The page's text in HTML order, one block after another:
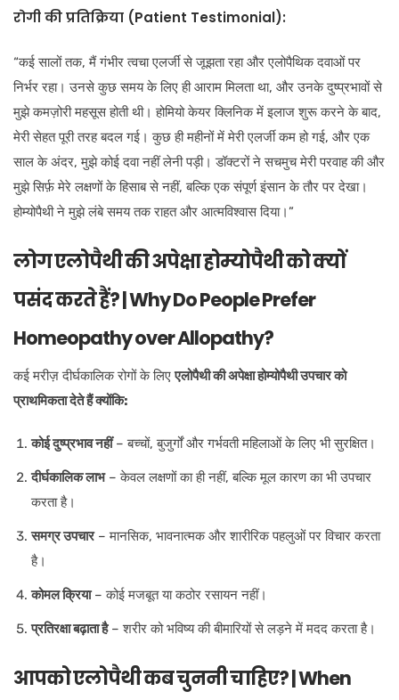
रोगी की प्रतिक्रिया (Patient Testimonial):
“कई सालों तक, मैं गंभीर त्वचा एलर्जी से जूझता रहा और एलोपैथिक दवाओं पर
निर्भर रहा। उनसे कुछ समय के लिए ही आराम मिलता था, और उनके दुष्प्रभावों से
मुझे कमज़ोरी महसूस होती थी। होमियो केयर क्लिनिक में इलाज शुरू करने के बाद,
मेरी सेहत पूरी तरह बदल गई। कुछ ही महीनों में मेरी एलर्जी कम हो गई, और एक
साल के अंदर, मुझे कोई दवा नहीं लेनी पड़ी। डॉक्टरों ने सचमुच मेरी परवाह की और
मुझे सिर्फ़ मेरे लक्षणों के हिसाब से नहीं, बल्कि एक संपूर्ण इंसान के तौर पर देखा।
होम्योपैथी ने मुझे लंबे समय तक राहत और आत्मविश्वास दिया।”
लोग एलोपैथी की अपेक्षा होम्योपैथी को क्यों
पसंद करते हैं? | Why Do People Prefer
Homeopathy over Allopathy?
कई मरीज़ दीर्घकालिक रोगों के लिएएलोपैथी की अपेक्षा होम्योपैथी उपचार को
प्राथमिकता देते हैं क्योंकि:
कोई दुष्प्रभाव नहीं– बच्चों, बुजुर्गों और गर्भवती महिलाओं के लिए भी सुरक्षित।
दीर्घकालिक लाभ– केवल लक्षणों का ही नहीं, बल्कि मूल कारण का भी उपचार
करता है।
समग्र उपचार– मानसिक, भावनात्मक और शारीरिक पहलुओं पर विचार करता
है।
कोमल क्रिया– कोई मजबूत या कठोर रसायन नहीं।
प्रतिरक्षा बढ़ाता है– शरीर को भविष्य की बीमारियों से लड़ने में मदद करता है।
आपको एलोपैथी कब चुननी चाहिए? | When